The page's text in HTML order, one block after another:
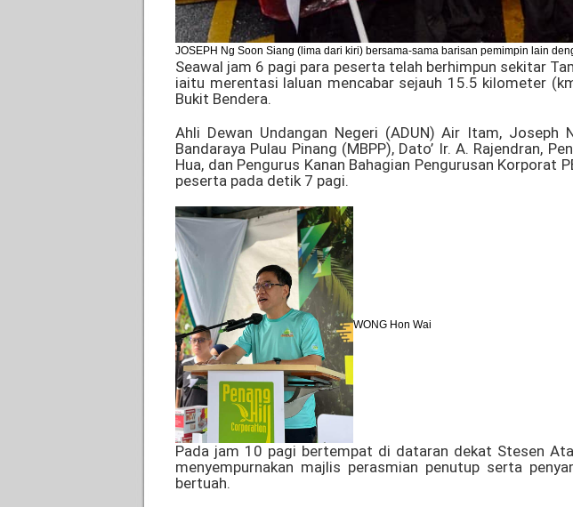
JOSEPH Ng Soon Siang (lima dari kiri) bersama-sama barisan pemimpin lain
Seawal jam 6 pagi para peserta telah berhimpun sekitar
iaitu merentasi laluan mencabar sejauh 15.5 kilometer
Bukit Bendera.
Ahli Dewan Undangan Negeri (ADUN) Air Itam, Joseph
Bandaraya Pulau Pinang (MBPP), Dato’ Ir. A. Rajendran,
Hua, dan Pengurus Kanan Bahagian Pengurusan Korporat
peserta pada detik 7 pagi.
WONG Hon Wai
Pada jam 10 pagi bertempat di dataran dekat Stesen
menyempurnakan majlis perasmian penutup serta
bertuah.